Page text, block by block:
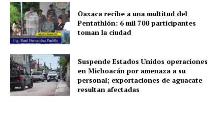
Oaxaca recibe a una multitud del
Pentathlón: 6 mil 700 participantes
toman la ciudad
Suspende Estados Unidos operaciones
en Michoacán por amenaza a su
personal; exportaciones de aguacate
resultan afectadas